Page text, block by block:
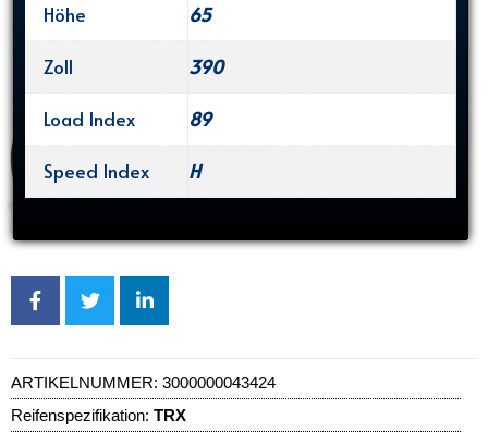
Höhe
65
Zoll
390
Load Index
89
Speed Index
H
ARTIKELNUMMER: 3000000043424
Reifenspezifikation: TRX